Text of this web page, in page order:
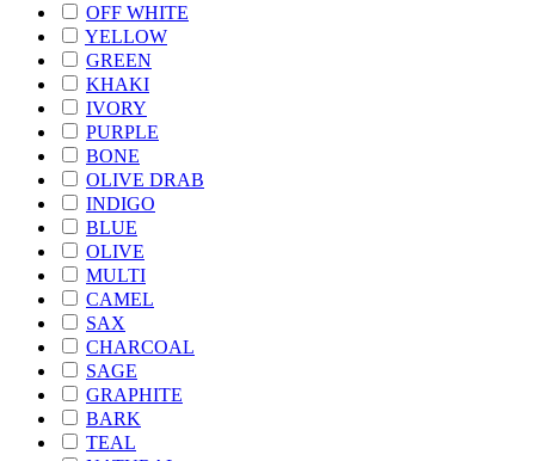
OFF WHITE
YELLOW
GREEN
KHAKI
IVORY
PURPLE
BONE
OLIVE DRAB
INDIGO
BLUE
OLIVE
MULTI
CAMEL
SAX
CHARCOAL
SAGE
GRAPHITE
BARK
TEAL